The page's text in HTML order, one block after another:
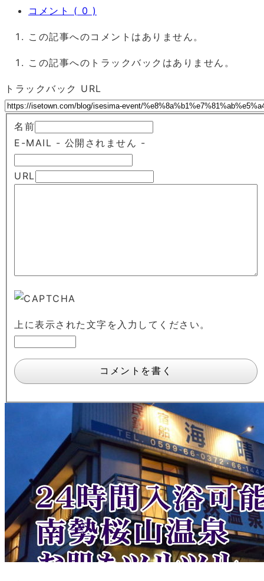
コメント ( 0 )
この記事へのコメントはありません。
この記事へのトラックバックはありません。
トラックバック URL
名前
E-MAIL - 公開されません -
URL
上に表示された文字を入力してください。